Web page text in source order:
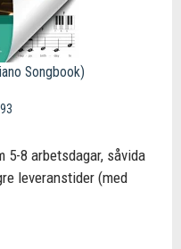
Songbook)
5-8 arbetsdagar, såvida
leveranstider (med